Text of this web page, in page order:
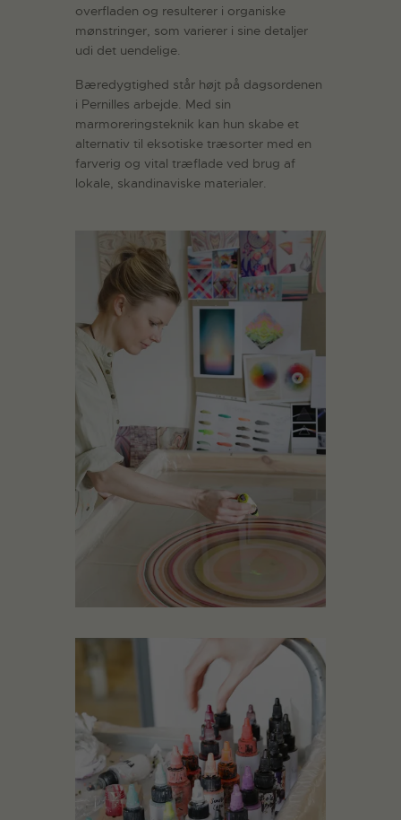
overfladen og resulterer i organiske
mønstringer, som varierer i sine detaljer
udi det uendelige.
Bæredygtighed står højt på dagsordenen
i Pernilles arbejde. Med sin
marmoreringsteknik kan hun skabe et
alternativ til eksotiske træsorter med en
farverig og vital træflade ved brug af
lokale, skandinaviske materialer.